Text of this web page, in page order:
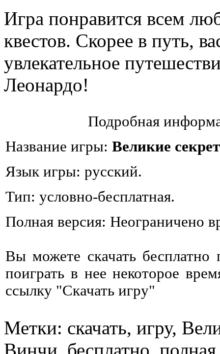
Игра понравится всем
квестов. Скорее в путь,
увлекательное
Леонардо!
Подробная
Название игры: Великие
Язык игры: русский.
Тип: условно-бесплатная.
Полная версия: Неограничено
Вы можете скачать
поиграть в нее некоторое
ссылку "Скачать игру"
Метки: скачать, игру,